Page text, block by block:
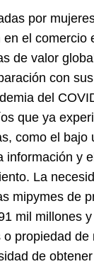
por
el comercio
de valor
con
del
que ya
como el bajo
información y
La
mipymes de
mil millones
propiedad de
de